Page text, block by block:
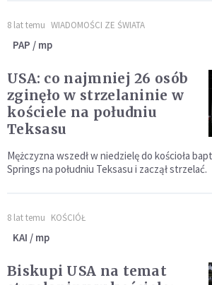
8 lat temu WIADOMOŚCI ZE ŚWIATA
PAP / mp
USA: co najmniej 26 osób
zginęło w strzelaninie w
kościele na południu
Teksasu
Mężczyzna wszedł w niedzielę do kościoła
Springs na południu Teksasu i zaczął strzelać.
8 lat temu KOŚCIÓŁ
KAI / mp
Biskupi USA na temat